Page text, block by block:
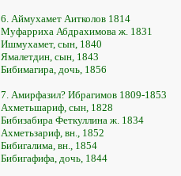
6. Аймухамет Аитколов 1814
Муфарриха Абдрахимова ж. 1831
Ишмухамет, сын, 1840
Ямалетдин, сын, 1843
Бибимагира, дочь, 1856
7. Амирфазил? Ибрагимов 1809-1853
Ахметьшариф, сын, 1828
Бибизабира Феткуллина ж. 1834
Ахметьзариф, вн., 1852
Бибигалима, вн., 1854
Бибигафифа, дочь, 1844